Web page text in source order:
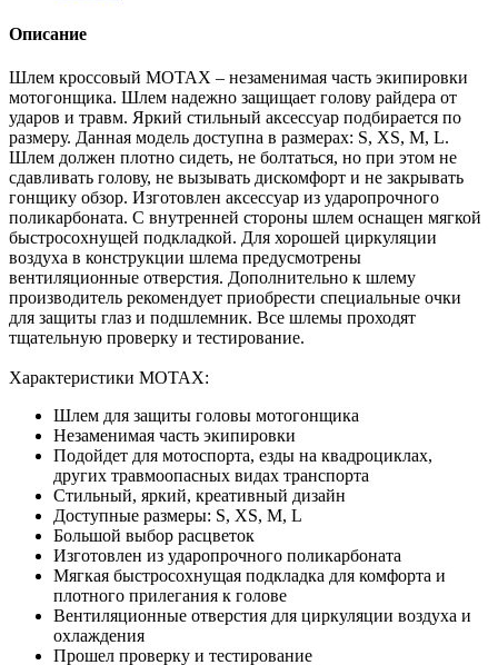
Описание
Шлем кроссовый MOTAX – незаменимая часть экипировки
мотогонщика. Шлем надежно защищает голову райдера от
ударов и травм. Яркий стильный аксессуар подбирается по
размеру. Данная модель доступна в размерах: S, XS, M, L.
Шлем должен плотно сидеть, не болтаться, но при этом не
сдавливать голову, не вызывать дискомфорт и не закрывать
гонщику обзор. Изготовлен аксессуар из ударопрочного
поликарбоната. С внутренней стороны шлем оснащен мягкой
быстросохнущей подкладкой. Для хорошей циркуляции
воздуха в конструкции шлема предусмотрены
вентиляционные отверстия. Дополнительно к шлему
производитель рекомендует приобрести специальные очки
для защиты глаз и подшлемник. Все шлемы проходят
тщательную проверку и тестирование.
Характеристики MOTAX:
Шлем для защиты головы мотогонщика
Незаменимая часть экипировки
Подойдет для мотоспорта, езды на квадроциклах,
других травмоопасных видах транспорта
Стильный, яркий, креативный дизайн
Доступные размеры: S, XS, M, L
Большой выбор расцветок
Изготовлен из ударопрочного поликарбоната
Мягкая быстросохнущая подкладка для комфорта и
плотного прилегания к голове
Вентиляционные отверстия для циркуляции воздуха и
охлаждения
Прошел проверку и тестирование